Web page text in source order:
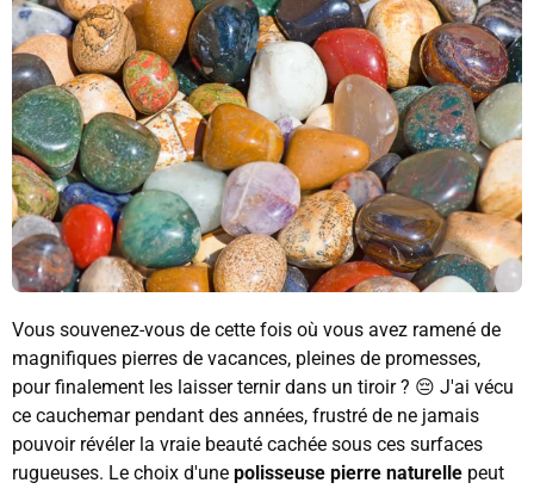
Vous souvenez-vous de cette fois où vous avez ramené de
magnifiques pierres de vacances, pleines de promesses,
pour finalement les laisser ternir dans un tiroir ? 😔 J'ai vécu
ce cauchemar pendant des années, frustré de ne jamais
pouvoir révéler la vraie beauté cachée sous ces surfaces
rugueuses. Le choix d'une polisseuse pierre naturelle peut